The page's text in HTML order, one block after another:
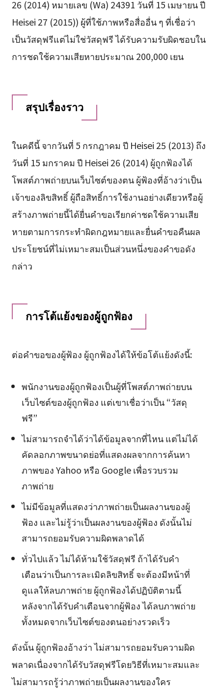
26 (2014) หมายเลข (Wa) 24391 วันที่ 15 เมษายน ปี
Heisei 27 (2015)) ผู้ที่ใช้ภาพหรือสื่ออื่น ๆ ที่เชื่อว่า
เป็นวัสดุฟรีแต่ไม่ใช่วัสดุฟรี ได้รับความรับผิดชอบใน
การชดใช้ความเสียหายประมาณ 200,000 เยน
สรุปเรื่องราว
ในคดีนี้ จากวันที่ 5 กรกฎาคม ปี Heisei 25 (2013) ถึง
วันที่ 15 มกราคม ปี Heisei 26 (2014) ผู้ถูกฟ้องได้
โพสต์ภาพถ่ายบนเว็บไซต์ของตน ผู้ฟ้องที่อ้างว่าเป็น
เจ้าของลิขสิทธิ์ ผู้ถือสิทธิ์การใช้งานอย่างเดียวหรือผู้
สร้างภาพถ่ายนี้ได้ยื่นคำขอเรียกค่าชดใช้ความเสีย
หายตามการกระทำผิดกฎหมายและยื่นคำขอคืนผล
ประโยชน์ที่ไม่เหมาะสมเป็นส่วนหนึ่งของคำขอดัง
กล่าว
การโต้แย้งของผู้ถูกฟ้อง
ต่อคำขอของผู้ฟ้อง ผู้ถูกฟ้องได้ให้ข้อโต้แย้งดังนี้:
พนักงานของผู้ถูกฟ้องเป็นผู้ที่โพสต์ภาพถ่ายบน
เว็บไซต์ของผู้ถูกฟ้อง แต่เขาเชื่อว่าเป็น “วัสดุ
ฟรี”
ไม่สามารถจำได้ว่าได้ข้อมูลจากที่ไหน แต่ไม่ได้
คัดลอกภาพขนาดย่อที่แสดงผลจากการค้นหา
ภาพของ Yahoo หรือ Google เพื่อรวบรวม
ภาพถ่าย
ไม่มีข้อมูลที่แสดงว่าภาพถ่ายเป็นผลงานของผู้
ฟ้อง และไม่รู้ว่าเป็นผลงานของผู้ฟ้อง ดังนั้นไม่
สามารถยอมรับความผิดพลาดได้
ทั่วไปแล้ว ไม่ได้ห้ามใช้วัสดุฟรี ถ้าได้รับคำ
เตือนว่าเป็นการละเมิดลิขสิทธิ์ จะต้องมีหน้าที่
ดูแลให้ลบภาพถ่าย ผู้ถูกฟ้องได้ปฏิบัติตามนี้
หลังจากได้รับคำเตือนจากผู้ฟ้อง ได้ลบภาพถ่าย
ทั้งหมดจากเว็บไซต์ของตนอย่างรวดเร็ว
ดังนั้น ผู้ถูกฟ้องอ้างว่า ไม่สามารถยอมรับความผิด
พลาดเนื่องจากได้รับวัสดุฟรีโดยวิธีที่เหมาะสมและ
ไม่สามารถรู้ว่าภาพถ่ายเป็นผลงานของใคร